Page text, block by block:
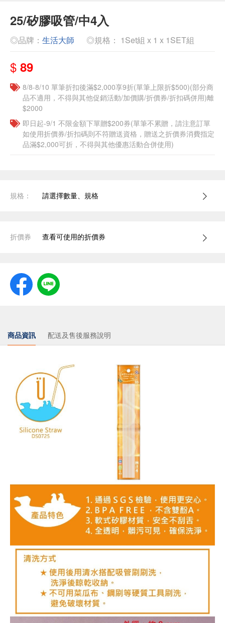
25/矽膠吸管/中4入
◎品牌： 生活大師 ◎規格： 1Set組 x 1 x 1SET組
$ 89
8/8-8/10 單筆折扣後滿$2,000享9折(單筆上限折$500)(部分商
品不適用，不得與其他促銷活動/加價購/折價券/折扣碼併用)離
$2000
即日起-9/1 不限金額下單贈$200券(單筆不累贈，請注意訂單
如使用折價券/折扣碼則不符贈送資格，贈送之折價券消費指定
品滿$2,000可折，不得與其他優惠活動合併使用)
規格： 請選擇數量、規格
折價券 查看可使用的折價券
商品資訊 配送及售後服務說明